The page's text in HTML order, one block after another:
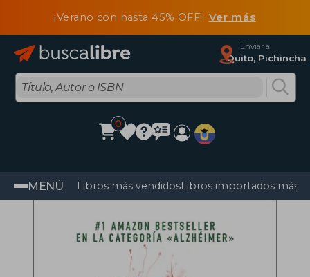
¡Verano con hasta 45% OFF! Ver más
Enviar a
Quito, Pichincha
0
MENÚ Libros más vendidosLibros importados más